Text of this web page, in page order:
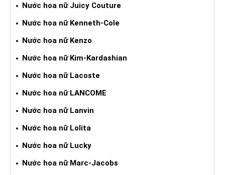
Nước hoa nữ Juicy Couture
Nước hoa nữ Kenneth-Cole
Nước hoa nữ Kenzo
Nước hoa nữ Kim-Kardashian
Nước hoa nữ Lacoste
Nước hoa nữ LANCOME
Nước hoa nữ Lanvin
Nước hoa nữ Lolita
Nước hoa nữ Lucky
Nước hoa nữ Marc-Jacobs